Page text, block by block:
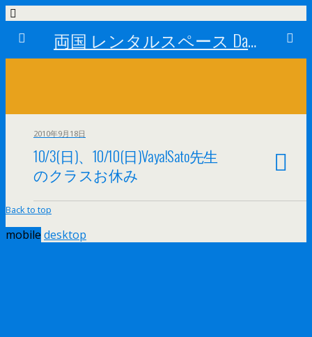
両国 レンタルスペース Dance Studio Happy Turn (ダンススタジオ ハッピーターン)
2010年9月18日
10/3(日)、10/10(日)Vaya!Sato先生
のクラスお休み
Back to top
mobile desktop